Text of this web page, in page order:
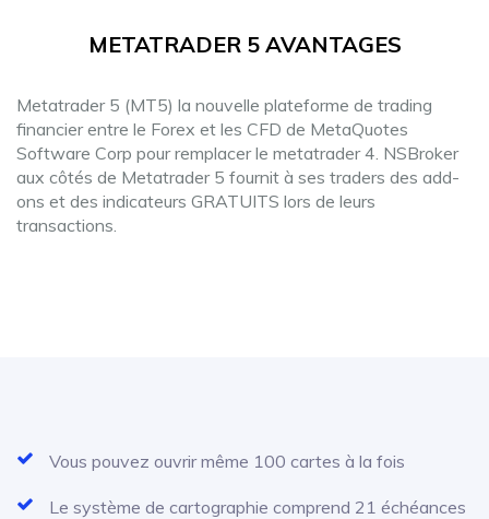
METATRADER 5 AVANTAGES
Metatrader 5 (MT5) la nouvelle plateforme de trading
financier entre le Forex et les CFD de MetaQuotes
Software Corp pour remplacer le metatrader 4. NSBroker
aux côtés de Metatrader 5 fournit à ses traders des add-
ons et des indicateurs GRATUITS lors de leurs
transactions.
Vous pouvez ouvrir même 100 cartes à la fois
Le système de cartographie comprend 21 échéances